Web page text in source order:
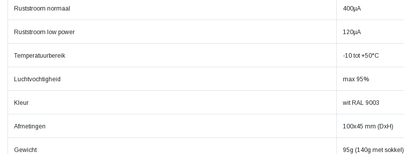
Ruststroom normaal 400µA
Ruststroom low power 120µA
Temperatuurbereik -10 tot +50°C
Luchtvochtigheid max 95%
Kleur wit RAL 9003
Afmetingen 100x45 mm (DxH)
Gewicht 95g (140g met sokkel)